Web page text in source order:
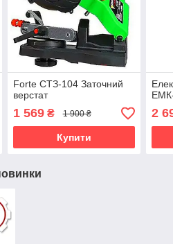
Forte СТЗ-104 Заточний
верстат
1 569₴ 1 900 ₴
Купити
2